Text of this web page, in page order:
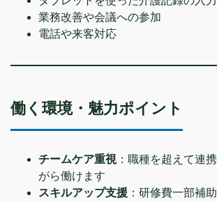
業務改善や会議への参加
電話や来客対応
働く環境・魅力ポイント
チームケア重視：職種を超えて連
がら働けます
スキルアップ支援 ：研修費一部補